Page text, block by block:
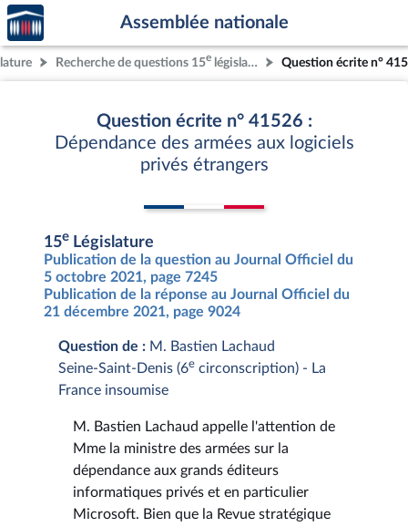
Aller au contenu
Aller en bas de la page
Accèder
à la
page
d'accueil
Assemblée nationale
Recherche de questions 15e législature Question écrite n°
Question écrite n° 41526 :
Dépendance des armées aux logiciels
privés étrangers
15e Législature
Publication de la question au Journal Officiel du
5 octobre 2021, page 7245
Publication de la réponse au Journal Officiel du
21 décembre 2021, page 9024
Question de : M. Bastien Lachaud
Seine-Saint-Denis (6e circonscription) - La
France insoumise
M. Bastien Lachaud appelle l'attention de
Mme la ministre des armées sur la
dépendance aux grands éditeurs
informatiques privés et en particulier
Microsoft. Bien que la Revue stratégique